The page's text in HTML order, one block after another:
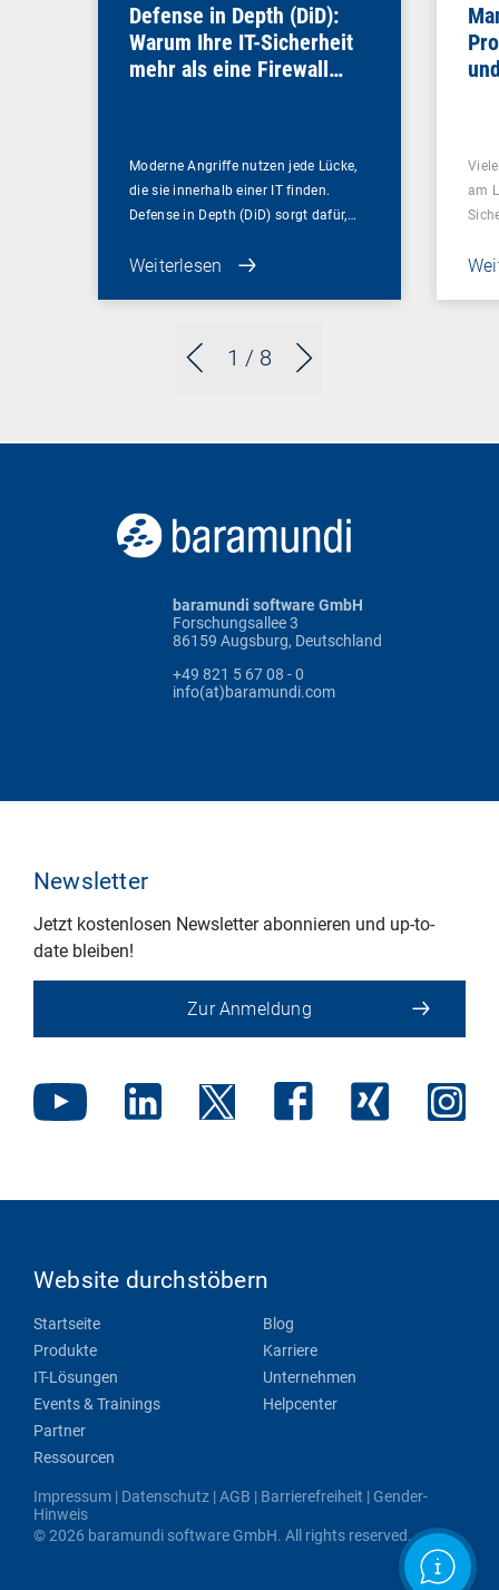
1 / 8
Defense in Depth (DiD):
Warum Ihre IT-Sicherheit
mehr als eine Firewall
Moderne Angriffe nutzen jede Lücke,
die sie innerhalb einer IT finden.
Defense in Depth (DiD) sorgt dafür,…
Weiterlesen
am
baramundi software GmbH
Forschungsallee 3
86159 Augsburg, Deutschland
+49 821 5 67 08 - 0
info(at)baramundi.com
Newsletter
Jetzt kostenlosen Newsletter abonnieren und up-to-
date bleiben!
Zur Anmeldung
Website durchstöbern
Startseite
Produkte
IT-Lösungen
Events & Trainings
Partner
Ressourcen
Blog
Karriere
Unternehmen
Helpcenter
Impressum | Datenschutz |AGB | Barrierefreiheit | Gender-
Hinweis
© 2026 baramundi software GmbH. All rights reserved.